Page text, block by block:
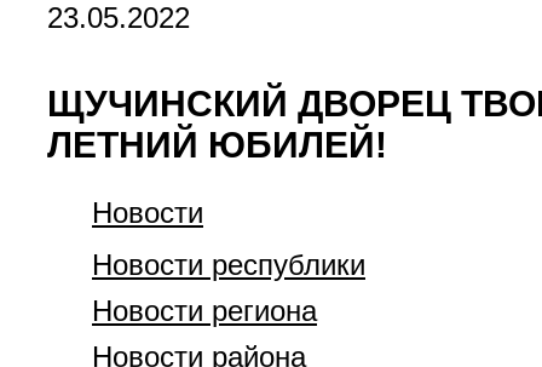
23.05.2022
ЩУЧИНСКИЙ ДВОРЕЦ
ЛЕТНИЙ ЮБИЛЕЙ!
Новости
Новости республики
Новости региона
Новости района